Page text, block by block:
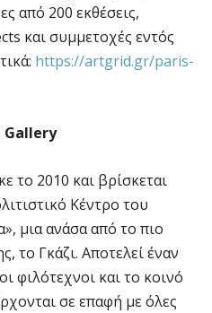
από 200 εκθέσεις,
και συμμετοχές εντός
https://artgrid.gr/paris-
Gallery
το 2010 και βρίσκεται
Κέντρο του
μια ανάσα από το πιο
το Γκάζι. Αποτελεί έναν
φιλότεχνοι και το κοινό
σε επαφή με όλες